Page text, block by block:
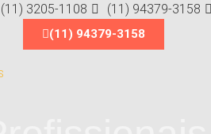
(11) 3205-1108 (11) 94379-3158
(11) 94379-3158